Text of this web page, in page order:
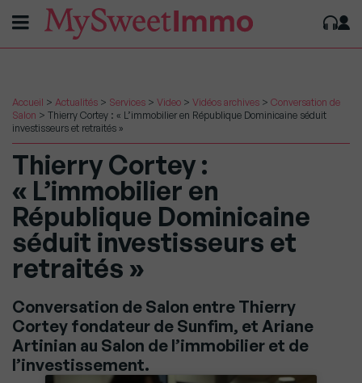
Accueil > Actualités > Services > Video > Vidéos archives > Conversation de
Salon > Thierry Cortey : « L’immobilier en République Dominicaine séduit
investisseurs et retraités »
Thierry Cortey :
« L’immobilier en
République Dominicaine
séduit investisseurs et
retraités »
Conversation de Salon entre Thierry
Cortey fondateur de Sunfim, et Ariane
Artinian au Salon de l’immobilier et de
l’investissement.